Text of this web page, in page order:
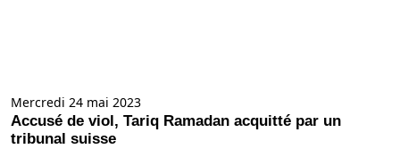
Mercredi 24 mai 2023
Accusé de viol, Tariq Ramadan acquitté par un
tribunal suisse